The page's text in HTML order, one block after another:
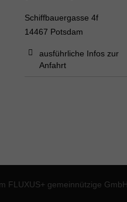
Schiffbauergasse 4f
14467 Potsdam
ausführliche Infos zur
Anfahrt
FLUXUS+ gemeinnützige